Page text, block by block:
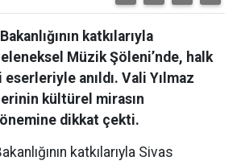
katkılarıyla
Müzik Şöleni’nde, halk
anıldı. Vali Yılmaz
kültürel mirasın
önemine dikkat çekti.
katkılarıyla Sivas